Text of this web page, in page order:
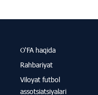
O‘FA haqida
Rahbariyat
Viloyat futbol
assotsiatsiyalari